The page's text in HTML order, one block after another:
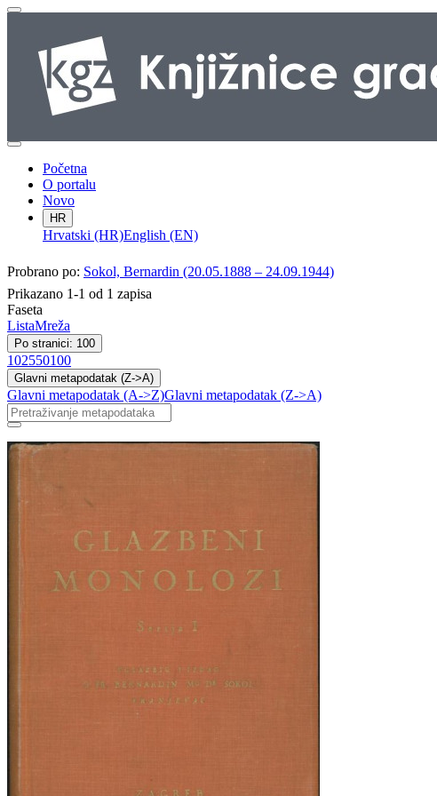
Početna
O portalu
Novo
HR
Hrvatski (HR)English (EN)
Probrano po: Sokol, Bernardin (20.05.1888 – 24.09.1944)
Prikazano 1-1 od 1 zapisa
Faseta
ListaMreža
Po stranici: 100
102550100
Glavni metapodatak (Z->A)
Glavni metapodatak (A->Z)Glavni metapodatak (Z->A)